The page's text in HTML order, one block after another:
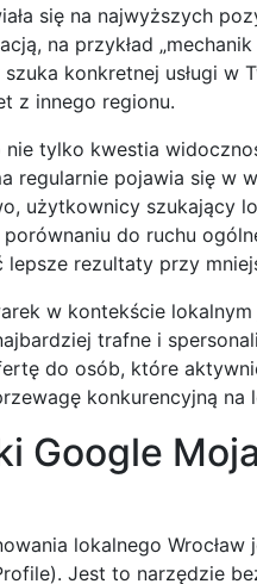
się na najwyższych
na przykład
konkretnej usługi w
z innego regionu.
nie tylko kwestia
regularnie pojawia się w
użytkownicy szukający
do ruchu
rezultaty przy
w kontekście
trafne i
do osób, które
konkurencyjną na
Google
lokalnego
Jest to narzędzie